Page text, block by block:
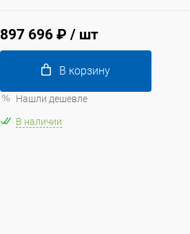
897 696 ₽ / шт
В корзину
Нашли дешевле
В наличии